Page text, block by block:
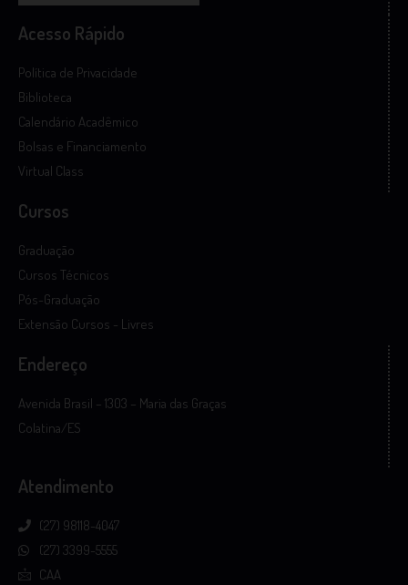
Acesso Rápido
Política de Privacidade
Biblioteca
Calendário Acadêmico
Bolsas e Financiamento
Virtual Class
Cursos
Graduação
Cursos Técnicos
Pós-Graduação
Extensão Cursos - Livres
Endereço
Avenida Brasil – 1303 – Maria das Graças
Colatina/ES
Atendimento
(27) 98118-4047
(27) 3399-5555
CAA